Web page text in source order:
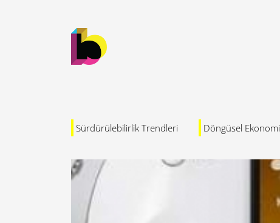
Sürdürülebilirlik Trendleri Döngüsel Ekonomi